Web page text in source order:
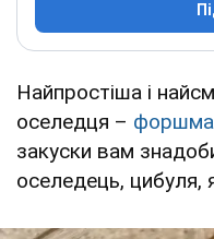
Найпростіша і
оселедця –
закуски вам
оселедець, цибуля,